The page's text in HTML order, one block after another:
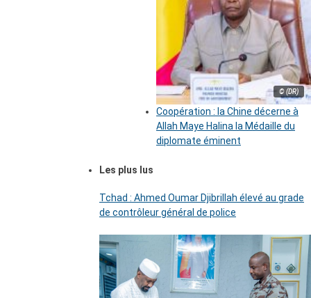
© (DR)
Coopération : la Chine décerne à
Allah Maye Halina la Médaille du
diplomate éminent
Les plus lus
Tchad : Ahmed Oumar Djibrillah élevé au grade
de contrôleur général de police